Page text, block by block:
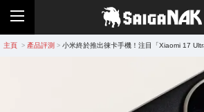
主頁 > 產品評測 > 小米終於推出徠卡手機！注目「Xiaomi 17